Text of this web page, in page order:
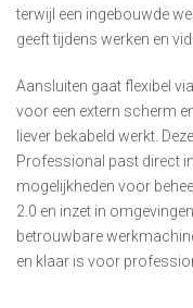
terwijl een ingebouwde
geeft tijdens werken en
Aansluiten gaat flexibel
voor een extern scherm
liever bekabeld werkt.
Professional past direct
mogelijkheden voor
2.0 en inzet in
betrouwbare
en klaar is voor